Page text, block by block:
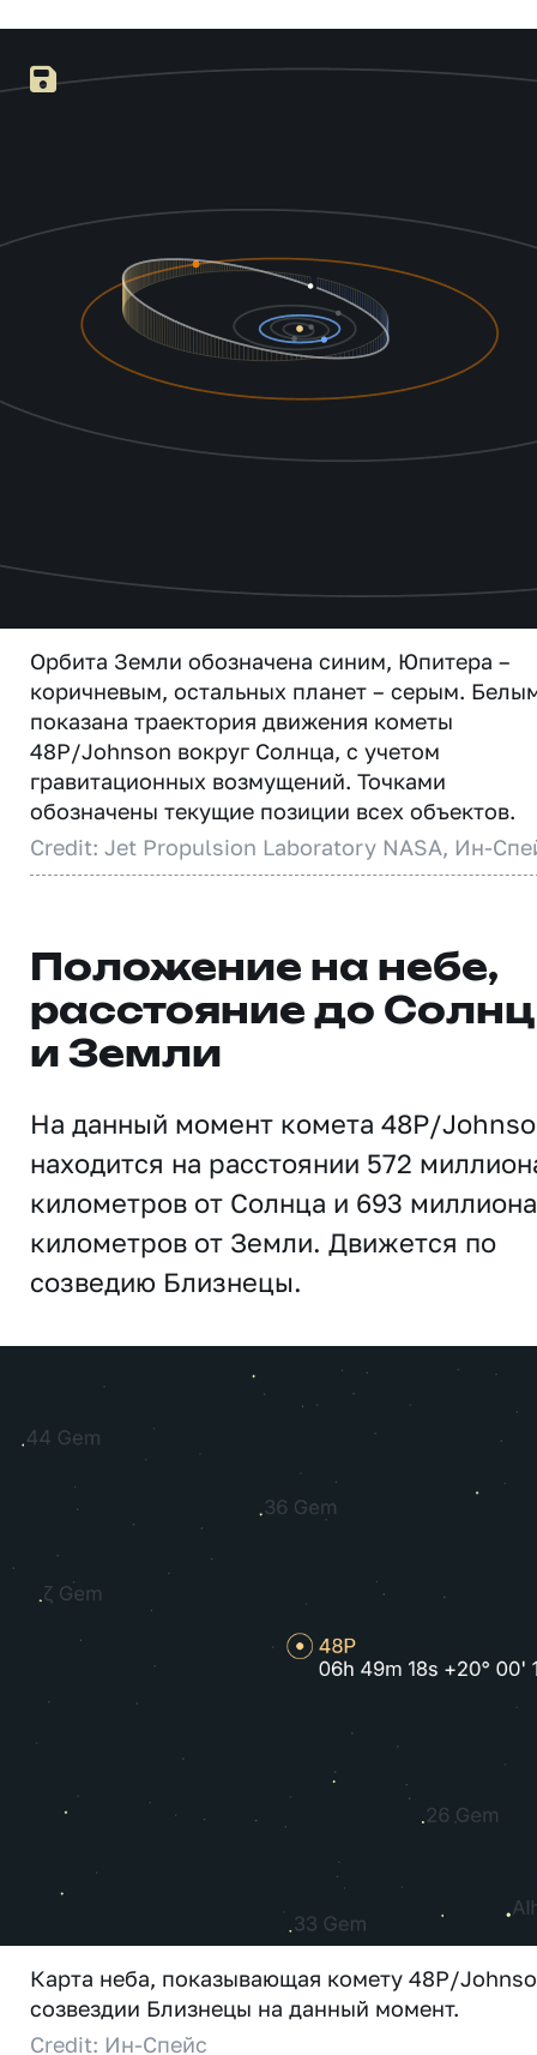
Орбита Земли обозначена синим, Юпитера –
коричневым, остальных планет – серым.
показана траектория движения кометы
48P/Johnson вокруг Солнца, с учетом
гравитационных возмущений. Точками
обозначены текущие позиции всех объектов.
Credit: Jet Propulsion Laboratory NASA, Ин-
Положение на небе,
расстояние до
и Земли
На данный момент комета 48P/
находится на расстоянии 572
километров от Солнца и 693 миллиона
километров от Земли. Движется по
созведию Близнецы.
Карта неба, показывающая комету 48P/
созвездии Близнецы на данный момент.
Credit: Ин-Спейс